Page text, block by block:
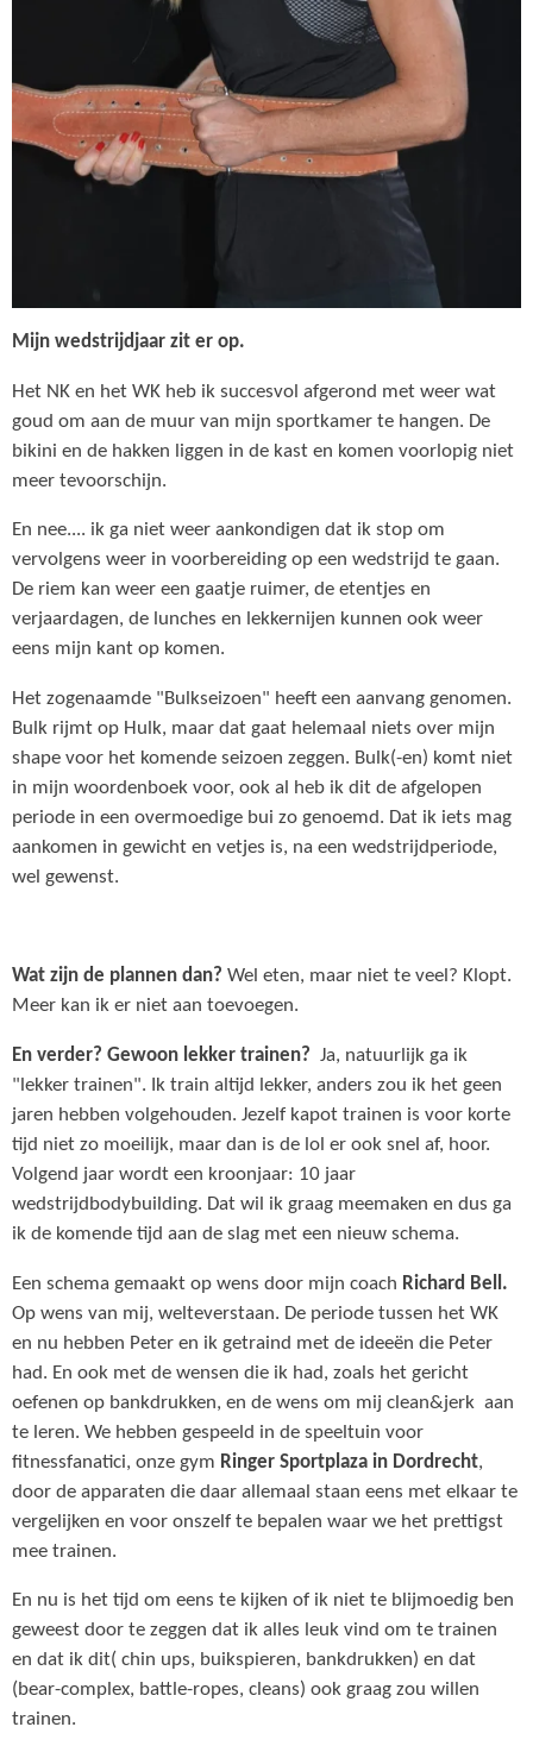
Mijn wedstrijdjaar zit er op.
Het NK en het WK heb ik succesvol afgerond met weer wat
goud om aan de muur van mijn sportkamer te hangen. De
bikini en de hakken liggen in de kast en komen voorlopig niet
meer tevoorschijn.
En nee.... ik ga niet weer aankondigen dat ik stop om
vervolgens weer in voorbereiding op een wedstrijd te gaan.
De riem kan weer een gaatje ruimer, de etentjes en
verjaardagen, de lunches en lekkernijen kunnen ook weer
eens mijn kant op komen.
Het zogenaamde "Bulkseizoen" heeft een aanvang genomen.
Bulk rijmt op Hulk, maar dat gaat helemaal niets over mijn
shape voor het komende seizoen zeggen. Bulk(-en) komt niet
in mijn woordenboek voor, ook al heb ik dit de afgelopen
periode in een overmoedige bui zo genoemd. Dat ik iets mag
aankomen in gewicht en vetjes is, na een wedstrijdperiode,
wel gewenst.
Wat zijn de plannen dan? Wel eten, maar niet te veel? Klopt.
Meer kan ik er niet aan toevoegen.
En verder? Gewoon lekker trainen? Ja, natuurlijk ga ik
"lekker trainen". Ik train altijd lekker, anders zou ik het geen
jaren hebben volgehouden. Jezelf kapot trainen is voor korte
tijd niet zo moeilijk, maar dan is de lol er ook snel af, hoor.
Volgend jaar wordt een kroonjaar: 10 jaar
wedstrijdbodybuilding. Dat wil ik graag meemaken en dus ga
ik de komende tijd aan de slag met een nieuw schema.
Een schema gemaakt op wens door mijn coach Richard Bell.
Op wens van mij, welteverstaan. De periode tussen het WK
en nu hebben Peter en ik getraind met de ideeën die Peter
had. En ook met de wensen die ik had, zoals het gericht
oefenen op bankdrukken, en de wens om mij clean&jerk aan
te leren. We hebben gespeeld in de speeltuin voor
fitnessfanatici, onze gym Ringer Sportplaza in Dordrecht,
door de apparaten die daar allemaal staan eens met elkaar te
vergelijken en voor onszelf te bepalen waar we het prettigst
mee trainen.
En nu is het tijd om eens te kijken of ik niet te blijmoedig ben
geweest door te zeggen dat ik alles leuk vind om te trainen
en dat ik dit( chin ups, buikspieren, bankdrukken) en dat
(bear-complex, battle-ropes, cleans) ook graag zou willen
trainen.